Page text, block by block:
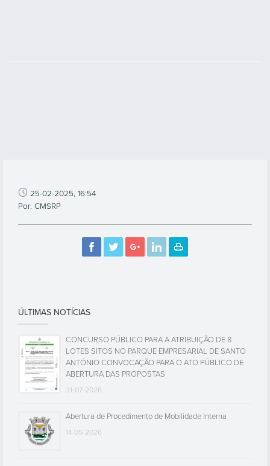
25-02-2025, 16:54
Por: CMSRP
ÚLTIMAS NOTÍCIAS
CONCURSO PÚBLICO PARA A ATRIBUIÇÃO DE 8
LOTES SITOS NO PARQUE EMPRESARIAL DE SANTO
ANTÓNIO CONVOCAÇÃO PARA O ATO PÚBLICO DE
ABERTURA DAS PROPOSTAS
31-07-2026
Abertura de Procedimento de Mobilidade Interna
14-05-2026